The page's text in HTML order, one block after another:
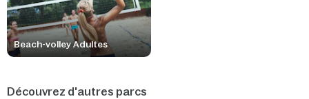
Beach-volley Adultes
Découvrez d'autres parcs